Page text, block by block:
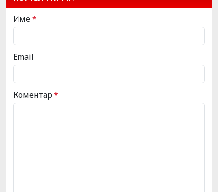
Име*
Email
Коментар*